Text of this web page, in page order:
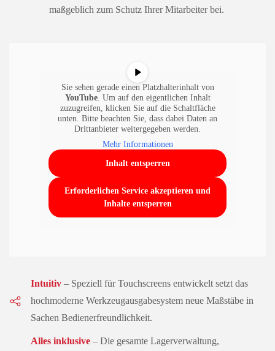
maßgeblich zum Schutz Ihrer Mitarbeiter bei.
Sie sehen gerade einen Platzhalterinhalt von
YouTube. Um auf den eigentlichen Inhalt
zuzugreifen, klicken Sie auf die Schaltfläche
unten. Bitte beachten Sie, dass dabei Daten an
Drittanbieter weitergegeben werden.
Mehr Informationen
Inhalt entsperren
Erforderlichen Service akzeptieren und
Inhalte entsperren
Intuitiv – Speziell für Touchscreens entwickelt setzt das
hochmoderne Werkzeugausgabesystem neue Maßstäbe in
Sachen Bedienerfreundlichkeit.
Alles inklusive – Die gesamte Lagerverwaltung,